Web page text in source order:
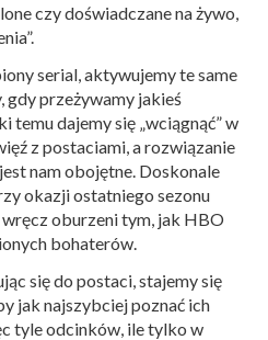
czy doświadczane na żywo,
serial, aktywujemy te same
gdy przeżywamy jakieś
temu dajemy się „wciągnąć” w
z postaciami, a rozwiązanie
nam obojętne. Doskonale
okazji ostatniego sezonu
oburzeni tym, jak HBO
bohaterów.
się do postaci, stajemy się
jak najszybciej poznać ich
tyle odcinków, ile tylko w